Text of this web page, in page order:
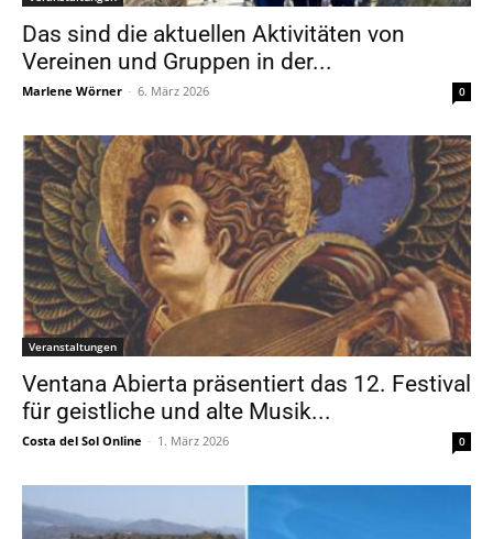
Das sind die aktuellen Aktivitäten von
Vereinen und Gruppen in der...
Marlene Wörner - 6. März 2026 0
Veranstaltungen
Ventana Abierta präsentiert das 12. Festival
für geistliche und alte Musik...
Costa del Sol Online - 1. März 2026 0